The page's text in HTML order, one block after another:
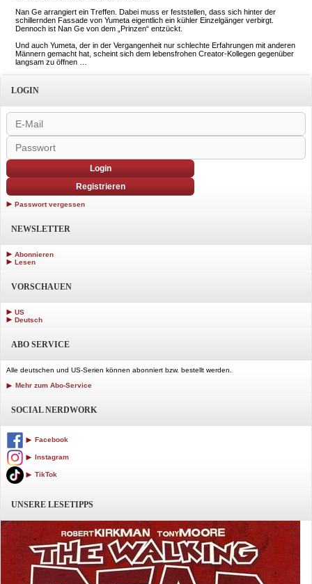
Nan Ge arrangiert ein Treffen. Dabei muss er feststellen, dass sich hinter der
schillernden Fassade von Yumeta eigentlich ein kühler Einzelgänger verbirgt.
Dennoch ist Nan Ge von dem „Prinzen“ entzückt.
Und auch Yumeta, der in der Vergangenheit nur schlechte Erfahrungen mit anderen
Männern gemacht hat, scheint sich dem lebensfrohen Creator-Kollegen gegenüber
langsam zu öffnen …
LOGIN
Login
Registrieren
Passwort vergessen
NEWSLETTER
Abonnieren
Lesen
VORSCHAUEN
US
Deutsch
ABO SERVICE
Alle deutschen und US-Serien können abonniert bzw. bestellt werden.
Mehr zum Abo-Service
SOCIAL NERDWORK
Facebook
Instagram
TikTok
UNSERE LESETIPPS